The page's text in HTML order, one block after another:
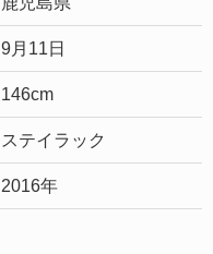
9月11日
146cm
ステイラック
2016年